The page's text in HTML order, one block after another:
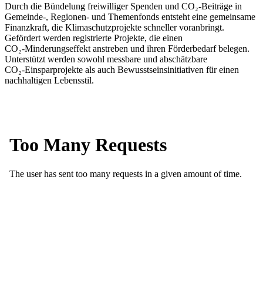
Durch die Bündelung freiwilliger Spenden und CO₂‑Beiträge in
Gemeinde-, Regionen- und Themenfonds entsteht eine gemeinsame
Finanzkraft, die Klimaschutzprojekte schneller voranbringt.
Gefördert werden registrierte Projekte, die einen
CO₂‑Minderungseffekt anstreben und ihren Förderbedarf belegen.
Unterstützt werden sowohl messbare und abschätzbare
CO₂‑Einsparprojekte als auch Bewusstseinsinitiativen für einen
nachhaltigen Lebensstil.